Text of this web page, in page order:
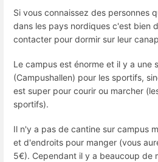
Si vous connaissez des personnes
dans les pays nordiques c'est bien
contacter pour dormir sur leur
Le campus est énorme et il y a une
(Campushallen) pour les sportifs,
est super pour courir ou marcher
sportifs).
Il n'y a pas de cantine sur campus
et d'endroits pour manger (vous
5€). Cependant il y a beaucoup de